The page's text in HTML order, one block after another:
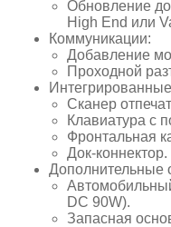
Обновление
High End или
Коммуникации:
Добавление
Проходной
Сканер
Клавиатура с
Фронтальная
Док-коннектор.
Дополнительные
DC 90W).
Запасная